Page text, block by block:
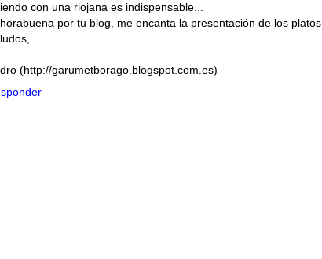
con una riojana es indispensable...
por tu blog, me encanta la presentación de los platos.
(http://garumetborago.blogspot.com.es)